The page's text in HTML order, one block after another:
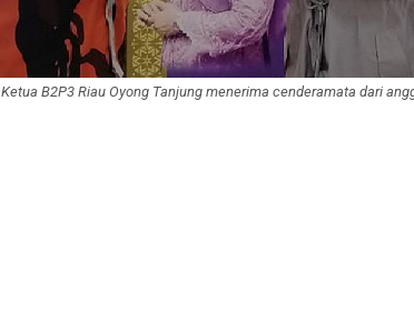
Ketua B2P3 Riau Oyong Tanjung menerima cenderamata dari